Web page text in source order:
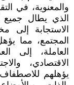
والمعنوية، في
الذي يطال
الاستجابة إلى
المجتمع، مما
العاملة، إلى
الاقتصادي،
يؤهلهم